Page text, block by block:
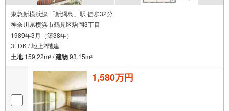
東急新横浜線 「新綱島」駅 徒歩32分
神奈川県横浜市鶴見区駒岡3丁目
1989年3月（築38年）
3LDK / 地上2階建
土地159.22m2 /建物93.15m2
1,580万円